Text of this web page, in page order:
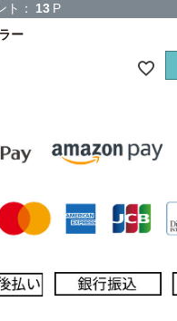
ト： 13 P
ー